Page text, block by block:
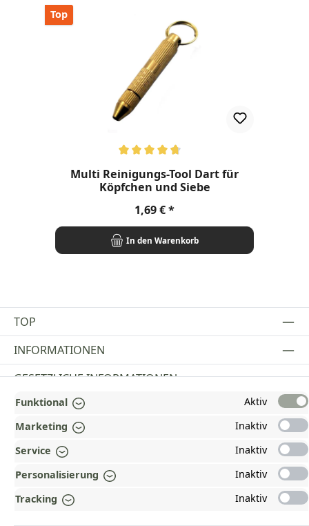
Top
Multi Reinigungs-Tool Dart für
Köpfchen und Siebe
Regulärer Preis:
1,69 €
In den Warenkorb
TOP
INFORMATIONEN
GESETZLICHE INFORMATIONEN
ZAHLUNGS- UND VERSANDARTEN
AUSGEZEICHNET UND ZERTIFIZIERT!
UNSERE COMMUNITIES
Funktional
Aktiv
Marketing
Inaktiv
Service
Inaktiv
Personalisierung
Inaktiv
Tracking
Inaktiv